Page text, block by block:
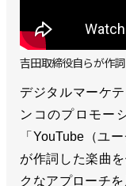
吉田取締役自らが作
デジタルマーケ
ンコのプロモー
「YouTube（ユ
が作詞した楽曲
クなアプローチ